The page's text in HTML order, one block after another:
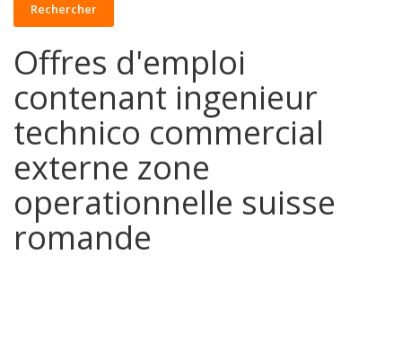
Rechercher
Offres d'emploi
contenant ingenieur
technico commercial
externe zone
operationnelle suisse
romande